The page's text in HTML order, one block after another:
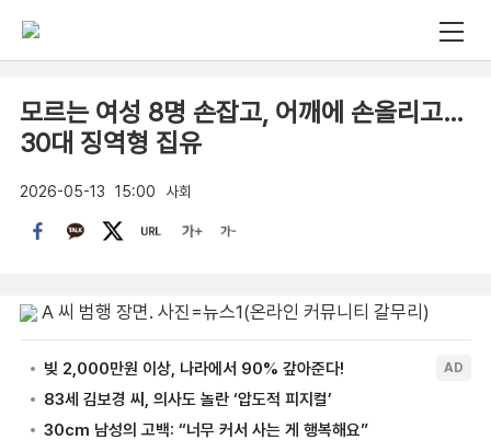
모르는 여성 8명 손잡고, 어깨에 손올리고…
30대 징역형 집유
2026-05-13 15:00 사회
A 씨 범행 장면. 사진=뉴스1(온라인 커뮤니티 갈무리)